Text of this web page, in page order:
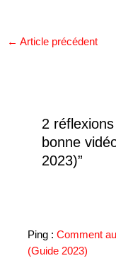
← Article précédent
2
bonne
2023)”
Ping :Comment
(Guide 2023)